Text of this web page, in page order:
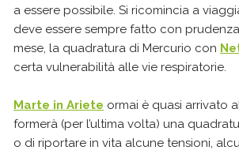
a essere possibile. Si ricomincia a
deve essere sempre fatto con
mese, la quadratura di Mercurio con
certa vulnerabilità alle vie respiratorie.
Marte in Ariete ormai è quasi arrivato
formerà (per l’ultima volta) una
o di riportare in vita alcune tensioni,